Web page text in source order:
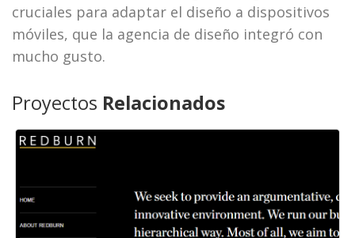
cruciales para adaptar el diseño a dispositivos
móviles, que la agencia de diseño integró con
mucho gusto.
Proyectos Relacionados